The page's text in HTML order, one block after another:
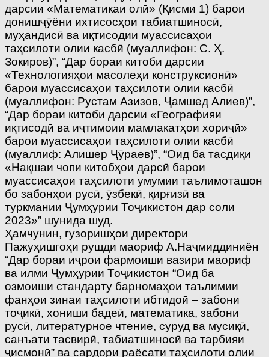
дарсии «Математикаи олӣ» (Қисми 1) барои
донишҷӯёни ихтисосҳои табиатшиносӣ,
муҳандисӣ ва иқтисодии муассисаҳои
таҳсилоти олии касбӣ (муаллифон: С. Ҳ.
Зокиров)”, “Дар бораи китоби дарсии
«Технологияҳои масолеҳи конструксионӣ»
барои муассисаҳои таҳсилоти олии касбӣ
(муаллифон: Рустам Азизов, Ҷамшед Алиев)”,
“Дар бораи китоби дарсии «Географияи
иқтисодӣ ва иҷтимоии мамлакатҳои хориҷӣ»
барои муассисаҳои таҳсилоти олии касбӣ
(муаллиф: Алишер Ҷӯраев)”, “Оид ба тасдиқи
«Нақшаи чопи китобҳои дарсӣ барои
муассисаҳои таҳсилоти умумии таълимоташон
бо забонҳои русӣ, ӯзбекӣ, қирғизӣ ва
туркмании Ҷумҳурии Тоҷикистон дар соли
2023»” шунида шуд.
Ҳамчунин, гузоришҳои директори
Пажуҳишгоҳи рушди маориф А.Наҷмиддиниён
“Дар бораи иҷрои фармоиши вазири маориф
ва илми Ҷумҳурии Тоҷикистон “Оид ба
озмоиши стандарту барномаҳои таълимии
фанҳои зинаи таҳсилоти ибтидоӣ – забони
тоҷикӣ, хониши бадеӣ, математика, забони
русӣ, литературное чтение, суруд ва мусиқӣ,
санъати тасвирӣ, табиатшиносӣ ва тарбияи
ҷисмонӣ” ва сардори раёсати таҳсилоти олии